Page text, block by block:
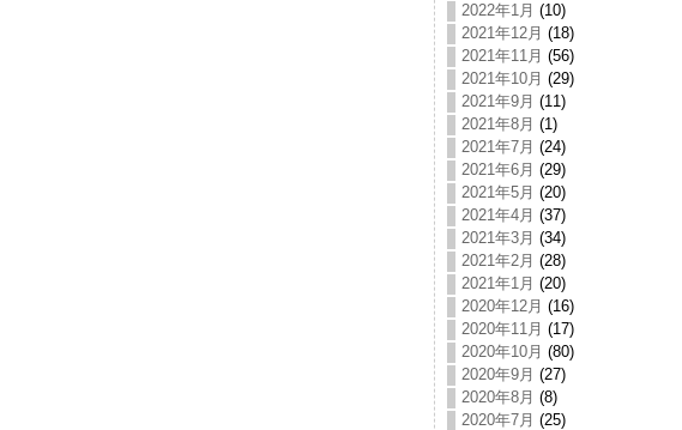
2022年1月 (10)
2021年12月 (18)
2021年11月 (56)
2021年10月 (29)
2021年9月 (11)
2021年8月 (1)
2021年7月 (24)
2021年6月 (29)
2021年5月 (20)
2021年4月 (37)
2021年3月 (34)
2021年2月 (28)
2021年1月 (20)
2020年12月 (16)
2020年11月 (17)
2020年10月 (80)
2020年9月 (27)
2020年8月 (8)
2020年7月 (25)